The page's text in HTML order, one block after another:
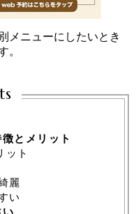
メニューにしたいとき
。
とメリット
ット
麗
い